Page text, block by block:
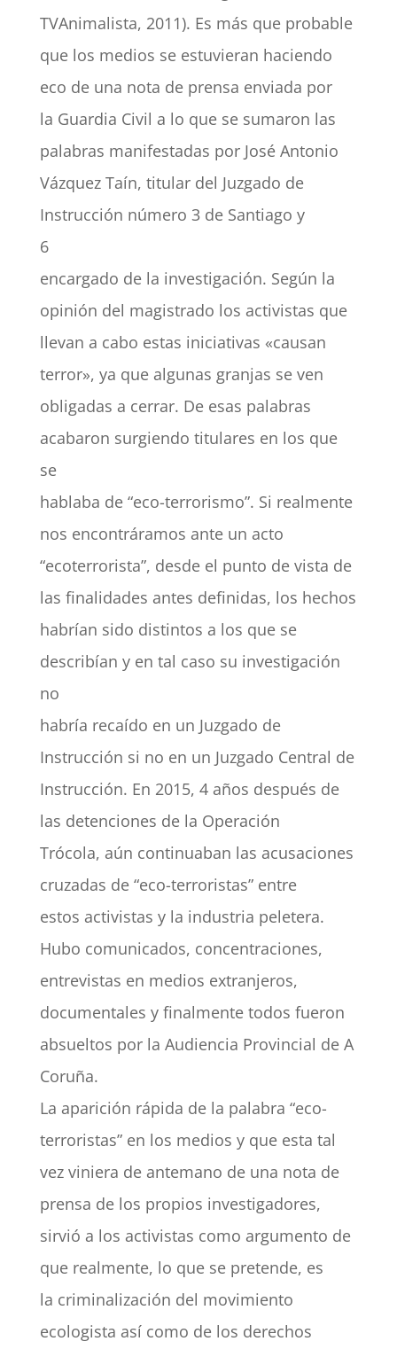
TVAnimalista, 2011). Es más que probable
que los medios se estuvieran haciendo
eco de una nota de prensa enviada por
la Guardia Civil a lo que se sumaron las
palabras manifestadas por José Antonio
Vázquez Taín, titular del Juzgado de
Instrucción número 3 de Santiago y
6
encargado de la investigación. Según la
opinión del magistrado los activistas que
llevan a cabo estas iniciativas «causan
terror», ya que algunas granjas se ven
obligadas a cerrar. De esas palabras
acabaron surgiendo titulares en los que
se
hablaba de “eco-terrorismo”. Si realmente
nos encontráramos ante un acto
“ecoterrorista”, desde el punto de vista de
las finalidades antes definidas, los hechos
habrían sido distintos a los que se
describían y en tal caso su investigación
no
habría recaído en un Juzgado de
Instrucción si no en un Juzgado Central de
Instrucción. En 2015, 4 años después de
las detenciones de la Operación
Trócola, aún continuaban las acusaciones
cruzadas de “eco-terroristas” entre
estos activistas y la industria peletera.
Hubo comunicados, concentraciones,
entrevistas en medios extranjeros,
documentales y finalmente todos fueron
absueltos por la Audiencia Provincial de A
Coruña.
La aparición rápida de la palabra “eco-
terroristas” en los medios y que esta tal
vez viniera de antemano de una nota de
prensa de los propios investigadores,
sirvió a los activistas como argumento de
que realmente, lo que se pretende, es
la criminalización del movimiento
ecologista así como de los derechos